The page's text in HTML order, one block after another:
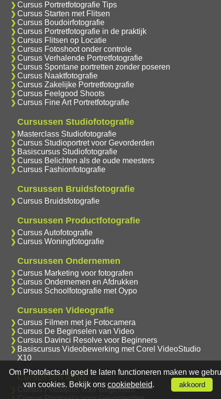
Cursus Portretfotografie Tips
Cursus Starten met Flitsen
Cursus Boudoirfotografie
Cursus Portretfotografie in de praktijk
Cursus Flitsen op Locatie
Cursus Fotoshoot onder controle
Cursus Verhalende Portretfotografie
Cursus Spontane portretten zonder poseren
Cursus Naaktfotografie
Cursus Zakelijke Portretfotografie
Cursus Feelgood Shoots
Cursus Fine Art Portretfotografie
Cursussen Studiofotografie
Masterclass Studiofotografie
Cursus Studioportret voor Gevorderden
Basiscursus Studiofotografie
Cursus Belichten als de oude meesters
Cursus Fashionfotografie
Cursussen Bruidsfotografie
Cursus Bruidsfotografie
Cursussen Productfotografie
Cursus Autofotografie
Cursus Woningfotografie
Cursussen Ondernemen
Cursus Marketing voor fotografen
Cursus Ondernemen en Afdrukken
Cursus Schoolfotografie met Oypo
Cursussen Videografie
Cursus Filmen met je Fotocamera
Cursus De Beginselen van Video
Cursus Davinci Resolve voor Beginners
Basiscursus Videobewerking met Corel VideoStudio
X10
Cursussen Apps
Cursus Photopills voor Beginners
Om Photofacts.nl goed te laten functioneren maken we
van cookies. Bekijk ons cookiebeleid. akkoord